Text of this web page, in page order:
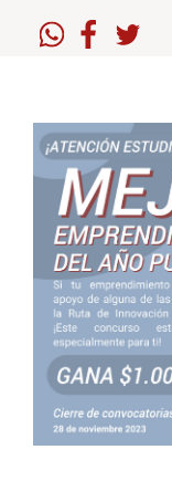
Postgrado
Estudiantes
Académicos
Funcionarios
Alumni
English